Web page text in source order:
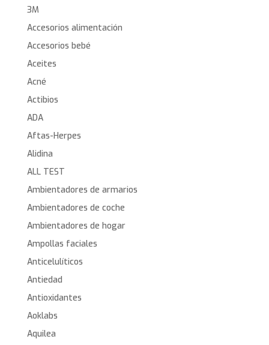
3M
Accesorios alimentación
Accesorios bebé
Aceites
Acné
Actibios
ADA
Aftas-Herpes
Alidina
ALL TEST
Ambientadores de armarios
Ambientadores de coche
Ambientadores de hogar
Ampollas faciales
Anticelulíticos
Antiedad
Antioxidantes
Aoklabs
Aquilea